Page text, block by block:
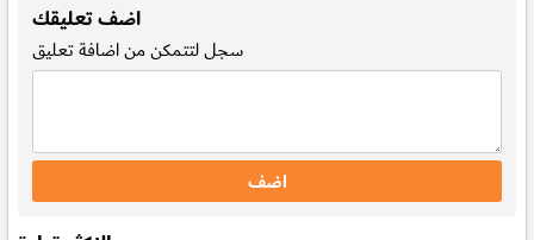
اضف تعليقك
سجللتتمكن من اضافة تعليق